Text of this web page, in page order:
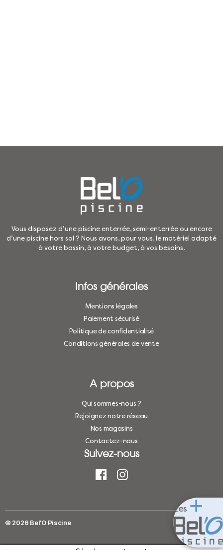
Les
Vous disposez d’une piscine enterrée, semi-enterrée ou encore
d’une piscine hors sol ? Nous avons, pour vous, le matériel adapté
à votre bassin, à votre budget, à vos besoins.
Infos générales
Mentions légales
Paiement sécurisé
Politique de confidentialité
Conditions générales de vente
A propos
Qui sommes-nous ?
Rejoignez notre réseau
Nos magasins
Contactez-nous
Suivez-nous
© 2026 Bel’O Piscine Haut ↑